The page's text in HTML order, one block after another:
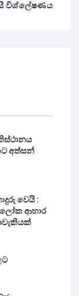
විශ්ලේෂණය
අත්සන්
වෙයි :
ආහාර